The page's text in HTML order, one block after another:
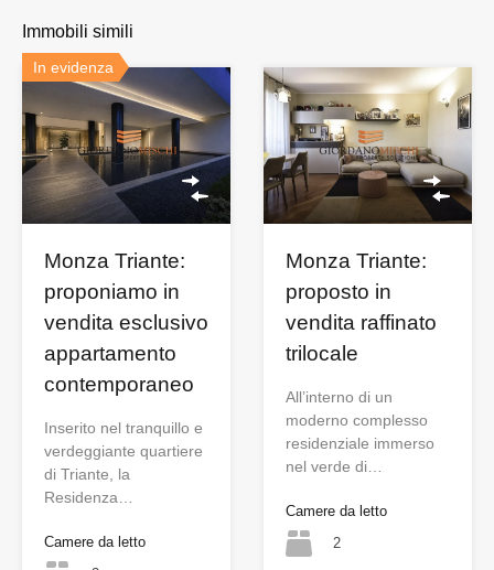
Immobili simili
In evidenza
Monza Triante:
proponiamo in
vendita esclusivo
appartamento
contemporaneo
Inserito nel tranquillo e
verdeggiante quartiere
di Triante, la
Residenza…
Camere da letto
Monza Triante:
proposto in
vendita raffinato
trilocale
All’interno di un
moderno complesso
residenziale immerso
nel verde di…
Camere da letto
2